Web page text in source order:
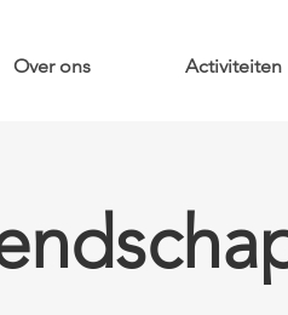
Over ons Activiteiten